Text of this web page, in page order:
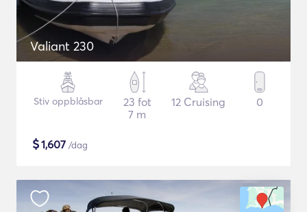
Valiant 230
Stiv oppblåsbar
23 fot
7 m
12 Cruising 0
$1,607 /dag